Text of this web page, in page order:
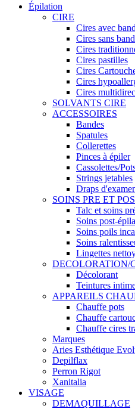
Épilation
CIRE
Cires avec
Cires sans
Cires
Cires pastilles
Cires
Cires
Cires
SOLVANTS CIRE
ACCESSOIRES
Bandes
Spatules
Collerettes
Pinces à épiler
Cassolettes/
Strings jetables
Draps
SOINS PRE ET
Talc et soins
Soins post-
Soins poils
Soins
Lingettes
DECOLORATION/
Décolorant
Teintures
APPAREILS
Chauffe pots
Chauffe
Chauffe cires
Marques
Aries Esthétique
Depilflax
Perron Rigot
Xanitalia
VISAGE
DEMAQUILLAGE